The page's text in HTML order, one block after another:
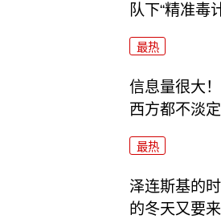
队下“精准毒
最热
信息量很大
西方都不淡
最热
泽连斯基的
的冬天又要